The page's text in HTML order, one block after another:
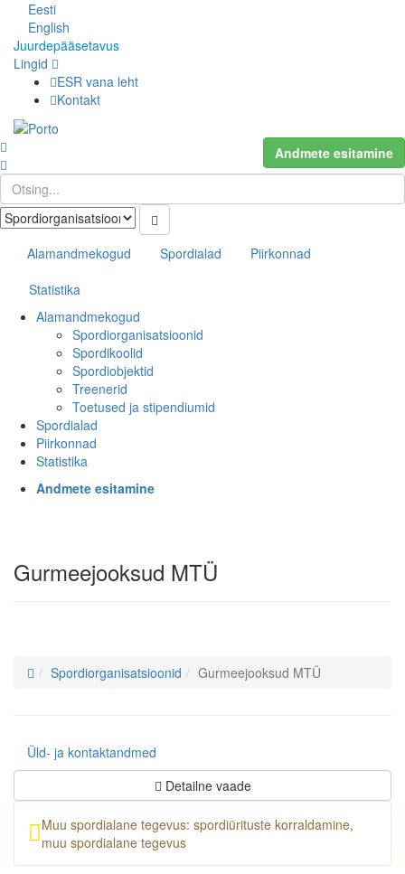
Eesti
English
Juurdepääsetavus
Lingid
ESR vana leht
Kontakt
Andmete esitamine
Alamandmekogud Spordialad
Piirkonnad
Statistika
Alamandmekogud
Spordiorganisatsioonid
Spordikoolid
Spordiobjektid
Treenerid
Toetused ja stipendiumid
Spordialad
Piirkonnad
Statistika
Andmete esitamine
Gurmeejooksud MTÜ
Spordiorganisatsioonid Gurmeejooksud MTÜ
Üld- ja kontaktandmed
Detailne vaade
Muu spordialane tegevus: spordiürituste korraldamine,
muu spordialane tegevus